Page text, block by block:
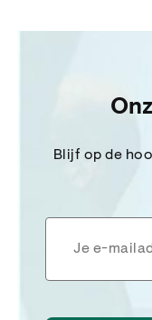
Blijf op de